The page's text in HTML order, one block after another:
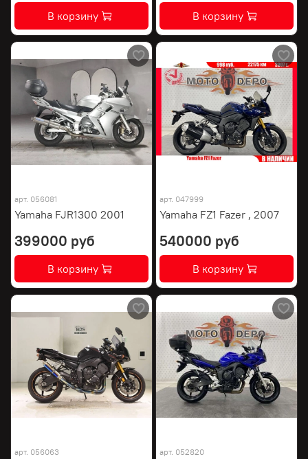
В корзину В корзину
арт. 056081
Yamaha FJR1300 2001
399000 руб
В корзину
арт. 047999
Yamaha FZ1 Fazer , 2007
540000 руб
В корзину
арт. 056063 арт. 052820